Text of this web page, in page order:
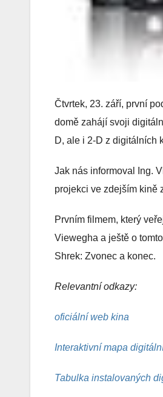
Čtvrtek, 23. září, první
domě zahájí svoji
D, ale i 2-D z digitálních
Jak nás informoval Ing.
projekci ve zdejším kině
Prvním filmem, který
Viewegha a ještě o
Shrek: Zvonec a konec.
Relevantní odkazy:
oficiální web kina
Interaktivní mapa
Tabulka instalovaných